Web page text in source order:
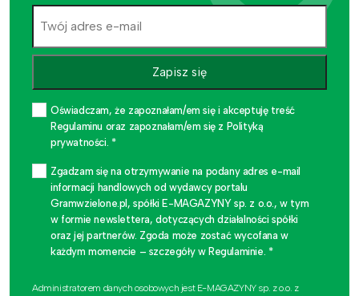
Zapisz się
Oświadczam, że zapoznałam/em się i akceptuję treść
Regulaminu oraz zapoznałam/em się z Polityką
prywatności. *
Zgadzam się na otrzymywanie na podany adres e-mail
informacji handlowych od wydawcy portalu
Gramwzielone.pl, spółki E-MAGAZYNY sp. z o.o., w tym
w formie newslettera, dotyczących działalności spółki
oraz jej partnerów. Zgoda może zostać wycofana w
każdym momencie – szczegóły w Regulaminie. *
Administratorem danych osobowych jest E-MAGAZYNY sp. z o.o. z